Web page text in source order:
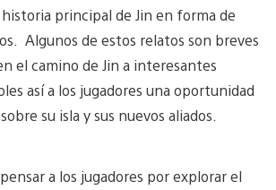
principal de Jin en forma de
Algunos de estos relatos son breves
el camino de Jin a interesantes
así a los jugadores una oportunidad
su isla y sus nuevos aliados.
a los jugadores por explorar el